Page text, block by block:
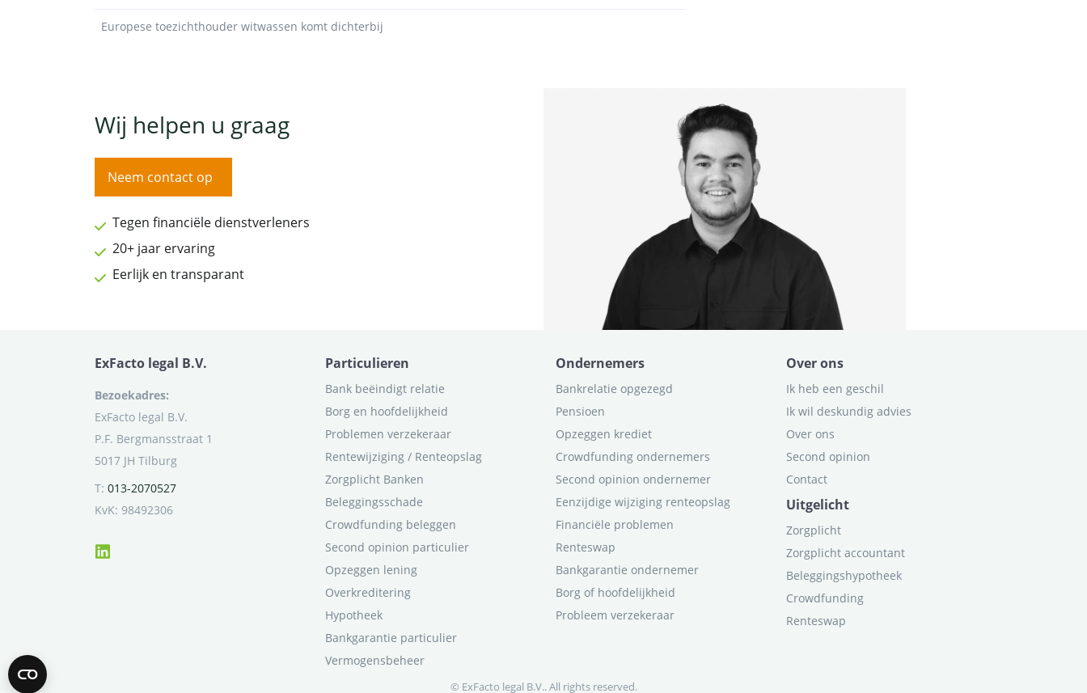
Europese toezichthouder witwassen komt dichterbij
Wij helpen u graag
Neem contact op
Tegen financiële dienstverleners
20+ jaar ervaring
Eerlijk en transparant
ExFacto legal B.V.
Bezoekadres:
ExFacto legal B.V.
P.F. Bergmansstraat 1
5017 JH Tilburg
T: 013-2070527
KvK: 98492306
Particulieren
Bank beëindigt relatie
Borg en hoofdelijkheid
Problemen verzekeraar
Rentewijziging / Renteopslag
Zorgplicht Banken
Beleggingsschade
Crowdfunding beleggen
Second opinion particulier
Opzeggen lening
Overkreditering
Hypotheek
Bankgarantie particulier
Vermogensbeheer
Ondernemers
Bankrelatie opgezegd
Pensioen
Opzeggen krediet
Crowdfunding ondernemers
Second opinion ondernemer
Eenzijdige wijziging renteopslag
Financiële problemen
Renteswap
Bankgarantie ondernemer
Borg of hoofdelijkheid
Probleem verzekeraar
Over ons
Ik heb een geschil
Ik wil deskundig advies
Over ons
Second opinion
Contact
Uitgelicht
Zorgplicht
Zorgplicht accountant
Beleggingshypotheek
Crowdfunding
Renteswap
© ExFacto legal B.V.. All rights reserved.